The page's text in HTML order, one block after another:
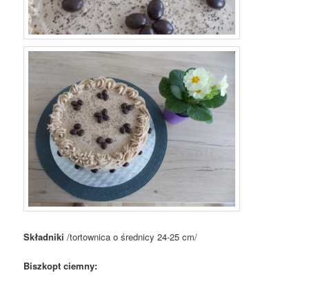
Składniki /tortownica o średnicy 24-25 cm/
Biszkopt ciemny: